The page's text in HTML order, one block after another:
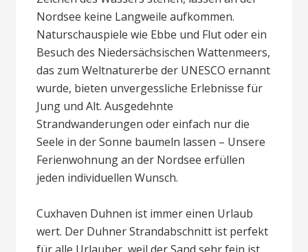
Nordsee keine Langweile aufkommen.
Naturschauspiele wie Ebbe und Flut oder ein
Besuch des Niedersächsischen Wattenmeers,
das zum Weltnaturerbe der UNESCO ernannt
wurde, bieten unvergessliche Erlebnisse für
Jung und Alt. Ausgedehnte
Strandwanderungen oder einfach nur die
Seele in der Sonne baumeln lassen – Unsere
Ferienwohnung an der Nordsee erfüllen
jeden individuellen Wunsch.
Cuxhaven Duhnen ist immer einen Urlaub
wert. Der Duhner Strandabschnitt ist perfekt